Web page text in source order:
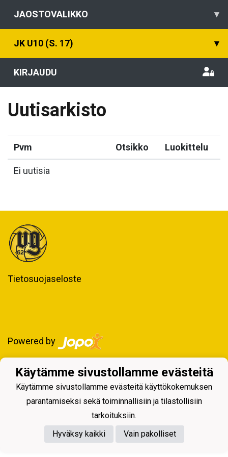
JAOSTOVALIKKO ▾
JK U10 (S. 17) ▾
KIRJAUDU
Uutisarkisto
Pvm Otsikko Luokittelu
Ei uutisia
Tietosuojaseloste
Powered by
Käytämme sivustollamme evästeitä
Käytämme sivustollamme evästeitä käyttökokemuksen
parantamiseksi sekä toiminnallisiin ja tilastollisiin
tarkoituksiin.
Hyväksy kaikki
Vain pakolliset